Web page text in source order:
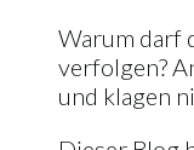
Warum darf
verfolgen?
und klagen